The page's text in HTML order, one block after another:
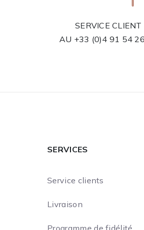
SERVICE CLIENT
AU +33 (0)4 91 54
SERVICES
Service clients
Livraison
Programme de fidélité